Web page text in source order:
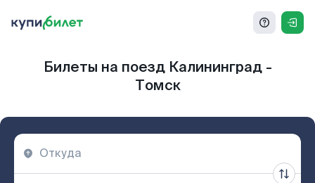
Билеты на поезд Калининград -
Томск